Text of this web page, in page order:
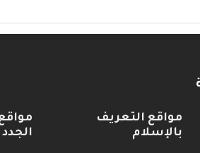
مواقع التعريف
بالإسلام
الجدد